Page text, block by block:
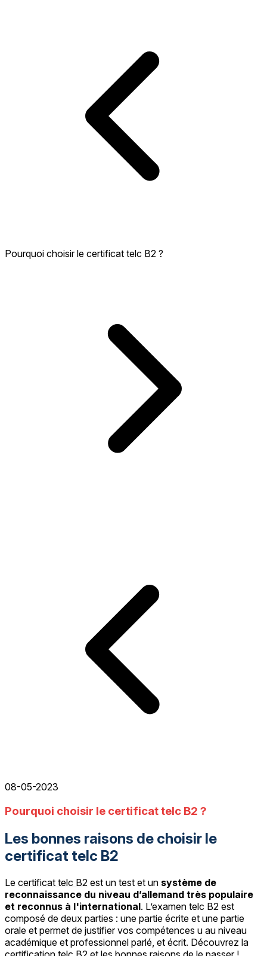
Pourquoi choisir le certificat telc B2 ?
08-05-2023
Pourquoi choisir le certificat telc B2 ?
Les bonnes raisons de choisir le
certificat telc B2
Le certificat telc B2 est un test et un système de
reconnaissance du niveau d’allemand très populaire
et reconnus à l'international. L’examen telc B2 est
composé de deux parties : une partie écrite et une partie
orale et permet de justifier vos compétences u au niveau
académique et professionnel parlé, et écrit. Découvrez la